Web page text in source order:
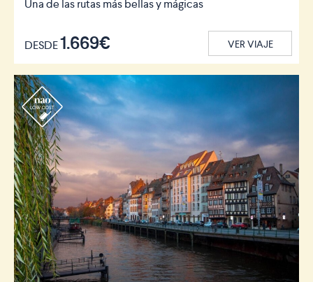
Una de las rutas más bellas y mágicas
DESDE1.669€ VER VIAJE
r